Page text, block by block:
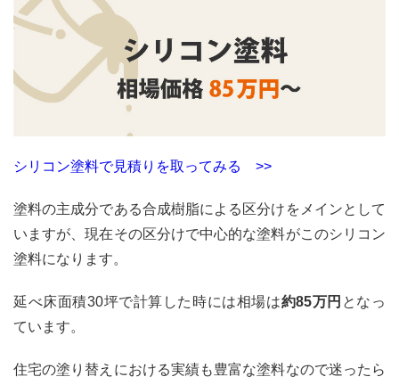
デメ
リッ
ト
3.4.3
すめ
塗料
3.5
ナノ
コン
ポジ
塗料
の特
徴・
シリコン塗料で見積りを取ってみる >>
塗料の主成分である合成樹脂による区分けをメインとして
いますが、現在その区分けで中心的な塗料がこのシリコン
塗料になります。
延べ床面積30坪で計算した時には相場は約85万円 となっ
ています。
住宅の塗り替えにおける実績も豊富な塗料なので迷ったら